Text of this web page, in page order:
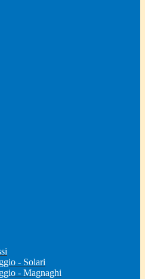
- Solari
- Magnaghi